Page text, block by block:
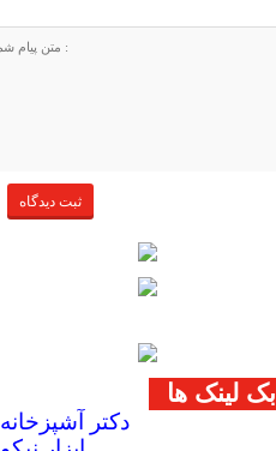
بک لینک ها
دکتر آشپزخانه